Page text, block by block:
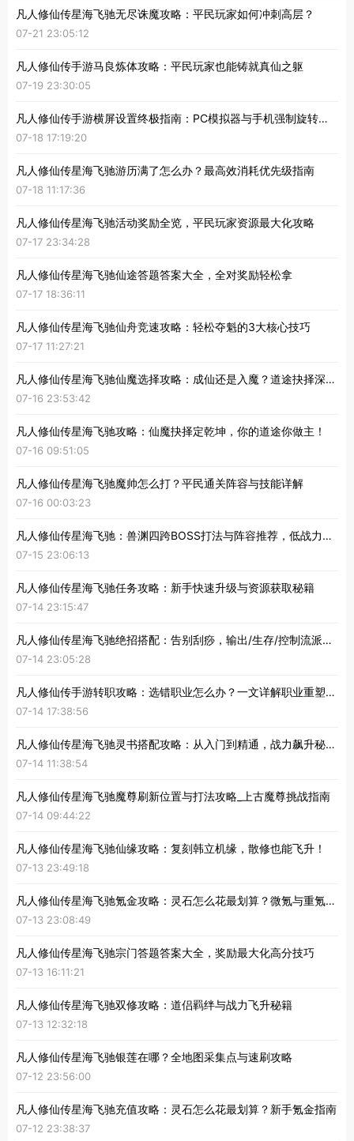
凡人修仙传星海飞驰无尽诛魔攻略：平民玩家如何冲刺高层？
07-21 23:05:12
凡人修仙传手游马良炼体攻略：平民玩家也能铸就真仙之躯
07-19 23:30:05
凡人修仙传手游横屏设置终极指南：PC模拟器与手机强制旋转教程
07-18 17:19:20
凡人修仙传星海飞驰游历满了怎么办？最高效消耗优先级指南
07-18 11:17:36
凡人修仙传星海飞驰活动奖励全览，平民玩家资源最大化攻略
07-17 23:34:28
凡人修仙传星海飞驰仙途答题答案大全，全对奖励轻松拿
07-17 18:36:11
凡人修仙传星海飞驰仙舟竞速攻略：轻松夺魁的3大核心技巧
07-17 11:27:21
凡人修仙传星海飞驰仙魔选择攻略：成仙还是入魔？道途抉择深度解析
07-16 23:53:42
凡人修仙传星海飞驰攻略：仙魔抉择定乾坤，你的道途你做主！
07-16 09:51:05
凡人修仙传星海飞驰魔帅怎么打？平民通关阵容与技能详解
07-16 00:03:23
凡人修仙传星海飞驰：兽渊四跨BOSS打法与阵容推荐，低战力也能过！
07-15 23:06:13
凡人修仙传星海飞驰任务攻略：新手快速升级与资源获取秘籍
07-14 23:15:47
凡人修仙传星海飞驰绝招搭配：告别刮痧，输出/生存/控制流派深度解析
07-14 23:05:28
凡人修仙传手游转职攻略：选错职业怎么办？一文详解职业重塑与流派切换
07-14 17:38:56
凡人修仙传星海飞驰灵书搭配攻略：从入门到精通，战力飙升秘籍！
07-14 11:38:54
凡人修仙传星海飞驰魔尊刷新位置与打法攻略_上古魔尊挑战指南
07-14 09:44:22
凡人修仙传星海飞驰仙缘攻略：复刻韩立机缘，散修也能飞升！
07-13 23:49:18
凡人修仙传星海飞驰氪金攻略：灵石怎么花最划算？微氪与重氪玩家指南
07-13 23:08:49
凡人修仙传星海飞驰宗门答题答案大全，奖励最大化高分技巧
07-13 16:11:21
凡人修仙传星海飞驰双修攻略：道侣羁绊与战力飞升秘籍
07-13 12:32:18
凡人修仙传星海飞驰银莲在哪？全地图采集点与速刷攻略
07-12 23:56:00
凡人修仙传星海飞驰充值攻略：灵石怎么花最划算？新手氪金指南
07-12 23:38:37